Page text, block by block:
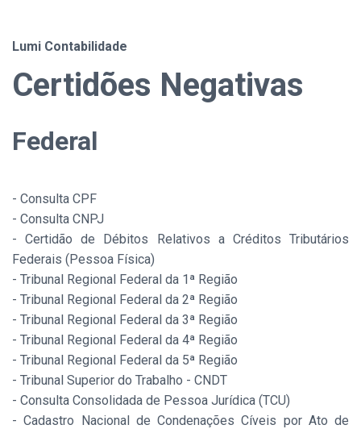
Lumi Contabilidade
Certidões Negativas
Federal
- Consulta CPF
- Consulta CNPJ
- Certidão de Débitos Relativos a Créditos Tributários
Federais (Pessoa Física)
- Tribunal Regional Federal da 1ª Região
- Tribunal Regional Federal da 2ª Região
- Tribunal Regional Federal da 3ª Região
- Tribunal Regional Federal da 4ª Região
- Tribunal Regional Federal da 5ª Região
- Tribunal Superior do Trabalho - CNDT
- Consulta Consolidada de Pessoa Jurídica (TCU)
- Cadastro Nacional de Condenações Cíveis por Ato de